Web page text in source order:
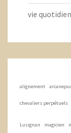
vie
alignement
chevaliers perpétuels
Lusignan magicien